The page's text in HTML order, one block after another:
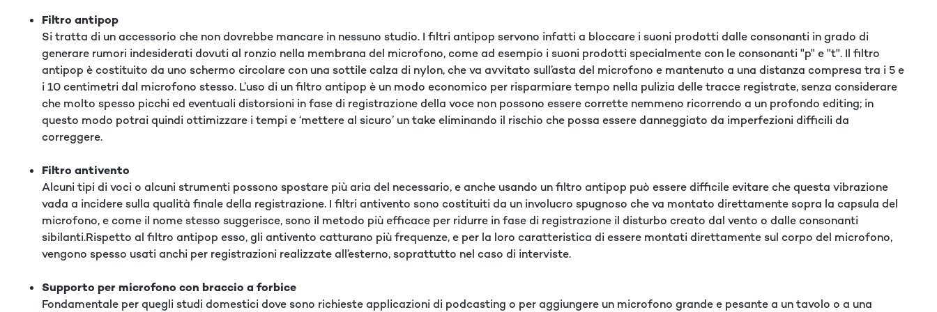
Filtro antipop
Si tratta di un accessorio che non dovrebbe mancare in nessuno studio. I filtri antipop servono infatti a bloccare i suoni prodotti dalle consonanti in grado di
generare rumori indesiderati dovuti al ronzio nella membrana del microfono, come ad esempio i suoni prodotti specialmente con le consonanti "p" e "t". Il filtro
antipop è costituito da uno schermo circolare con una sottile calza di nylon, che va avvitato sull’asta del microfono e mantenuto a una distanza compresa tra i 5 e
i 10 centimetri dal microfono stesso. L’uso di un filtro antipop è un modo economico per risparmiare tempo nella pulizia delle tracce registrate, senza considerare
che molto spesso picchi ed eventuali distorsioni in fase di registrazione della voce non possono essere corrette nemmeno ricorrendo a un profondo editing; in
questo modo potrai quindi ottimizzare i tempi e ‘mettere al sicuro’ un take eliminando il rischio che possa essere danneggiato da imperfezioni difficili da
correggere.
Filtro antivento
Alcuni tipi di voci o alcuni strumenti possono spostare più aria del necessario, e anche usando un filtro antipop può essere difficile evitare che questa vibrazione
vada a incidere sulla qualità finale della registrazione. I filtri antivento sono costituiti da un involucro spugnoso che va montato direttamente sopra la capsula del
microfono, e come il nome stesso suggerisce, sono il metodo più efficace per ridurre in fase di registrazione il disturbo creato dal vento o dalle consonanti
sibilanti.Rispetto al filtro antipop esso, gli antivento catturano più frequenze, e per la loro caratteristica di essere montati direttamente sul corpo del microfono,
vengono spesso usati anchi per registrazioni realizzate all’esterno, soprattutto nel caso di interviste.
Supporto per microfono con braccio a forbice
Fondamentale per quegli studi domestici dove sono richieste applicazioni di podcasting o per aggiungere un microfono grande e pesante a un tavolo o a una